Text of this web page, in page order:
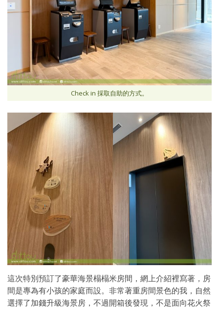
Check in 採取自助的方式。
這次特別預訂了豪華海景榻榻米房間，網上介紹裡寫著，房
間是專為有小孩的家庭而設。非常著重房間景色的我，自然
選擇了加錢升級海景房，不過開箱後發現，不是面向花火祭